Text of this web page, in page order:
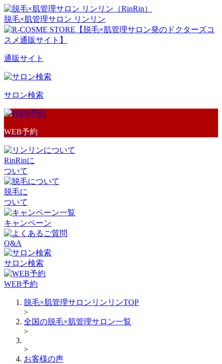
脱毛×肌管理サロン リンリン
通販サイト
サロン検索
WEB予約
RinRinに
ついて
脱毛に
ついて
キャンペーン
Q&A
サロン検索
WEB予約
脱毛×肌管理サロンリンリンTOP
>
全国の脱毛×肌管理サロン一覧
>
>
お客様の声